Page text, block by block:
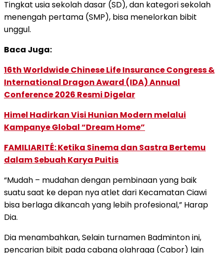
Tingkat usia sekolah dasar (SD), dan kategori sekolah
menengah pertama (SMP), bisa menelorkan bibit
unggul.
Baca Juga:
16th Worldwide Chinese Life Insurance Congress &
International Dragon Award (IDA) Annual
Conference 2026 Resmi Digelar
Himel Hadirkan Visi Hunian Modern melalui
Kampanye Global “Dream Home”
FAMILIARITÉ: Ketika Sinema dan Sastra Bertemu
dalam Sebuah Karya Puitis
“Mudah – mudahan dengan pembinaan yang baik
suatu saat ke depan nya atlet dari Kecamatan Ciawi
bisa berlaga dikancah yang lebih profesional,” Harap
Dia.
Dia menambahkan, Selain turnamen Badminton ini,
pencarian bibit pada cabang olahraga (Cabor) lain